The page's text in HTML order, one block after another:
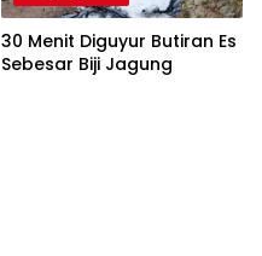
30 Menit Diguyur Butiran Es
Sebesar Biji Jagung